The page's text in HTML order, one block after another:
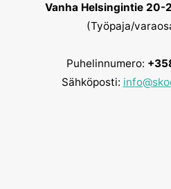
Vanha Helsingintie 20-
(Työpaja/
Puhelinnumero:
Sähköposti: